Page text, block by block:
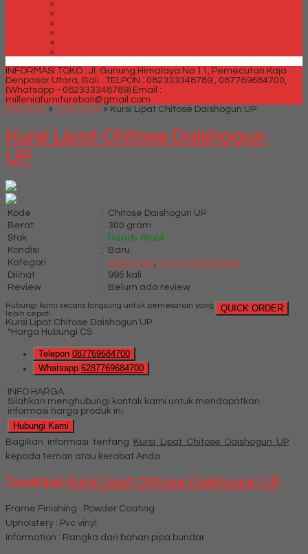
INFORMASI TOKO : Jl. Gunung Himalaya No 11, Pemecutan Kaja
Denpasar Utara, Bali . TELPON : 082333348789 , 087769684700,
(Whatsapp - 082333348789) Email :
milleniafurniturebali@gmail.com
Beranda » Kursi Lipat » Kursi Lipat Chitose Daishogun UP
Kursi Lipat Chitose Daishogun
UP
Kode :
Chitose Daishogun UP
Berat
:
300 gram
Stok
:
Ready Stock
Kondisi
:
Baru
Kategori
: Kursi Lipat Kursi Lipat Chitose
Dilihat
:
995 kali
Review
: Belum ada review
QUICK ORDER
Hubungi kami secara langsung untuk pemesanan yang
lebih cepat!
Kursi Lipat Chitose Daishogun UP
*Harga Hubungi CS
Telepon 087769684700
Whatsapp 6287769684700
INFO HARGA
Silahkan menghubungi kontak kami untuk mendapatkan
informasi harga produk ini.
Hubungi Kami
Bagikan informasi tentang Kursi Lipat Chitose Daishogun UP
kepada teman atau kerabat Anda.
Deskripsi Kursi Lipat Chitose Daishogun UP
Frame Finishing : Powder Coating
Upholstery : Pvc vinyl
Information : Rangka dari bahan pipa bundar